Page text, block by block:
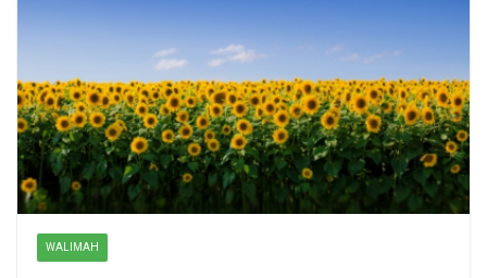
WALIMAH